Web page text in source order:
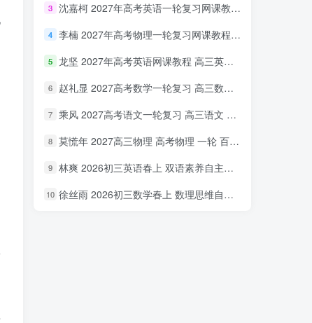
3 沈嘉柯 2027年高考英语一轮复习网课教程 高三英语 上学期暑假班视频教程 百度网盘下载
4 李楠 2027年高考物理一轮复习网课教程 高三物理 上学期暑假班视频教程 百度网盘下载
5 龙坚 2027年高考英语网课教程 高三英语 一轮复习视频教程 百度网盘下载
6 赵礼显 2027高考数学一轮复习 高三数学 网课视频教程暑假班 百度网盘下载
7 乘风 2027高考语文一轮复习 高三语文 网课视频教程暑秋班 百度网盘下载
8 莫慌年 2027高三物理 高考物理 一轮 百度网盘下载
9 林爽 2026初三英语春上 双语素养自主学习·TY·A+（一期）百度网盘下载
10 徐丝雨 2026初三数学春上 数理思维自主学习·TY·A+（二期）百度网盘下载